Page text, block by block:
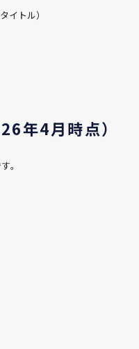
イトル）
年4月時点）
。